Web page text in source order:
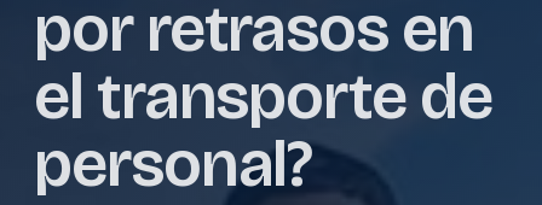
por retrasos en
el transporte de
personal?